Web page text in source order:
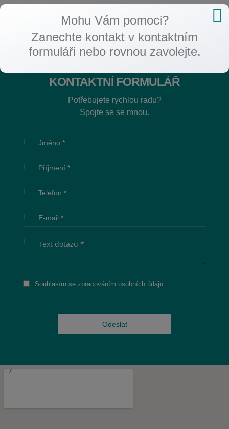
KONTAKTNÍ FORMULÁŘ
Potřebujete rychlou radu?
Spojte se se mnou.
Souhlasím se zpracováním osobních údajů
Mohu Vám pomoci?
Zanechte kontakt v kontaktním
formuláři nebo rovnou zavolejte.